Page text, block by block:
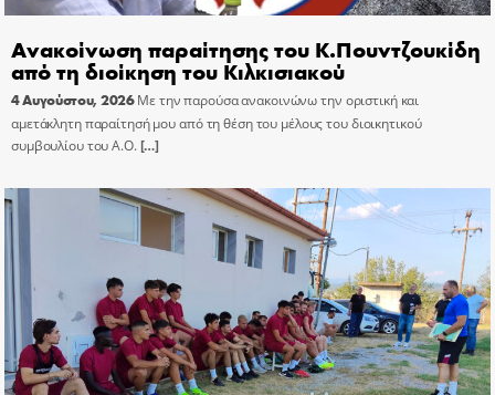
Ανακοίνωση παραίτησης του Κ.Πουντζουκίδη
από τη διοίκηση του Κιλκισιακού
4 Αυγούστου, 2026 Με την παρούσα ανακοινώνω την οριστική και
αμετάκλητη παραίτησή μου από τη θέση του μέλους του διοικητικού
συμβουλίου του Α.Ο.[…]